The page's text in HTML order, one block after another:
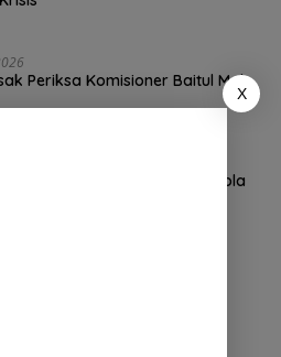
Periksa Komisioner Baitul Mal
Aceh Tenggara Disorot, Swakelola
X